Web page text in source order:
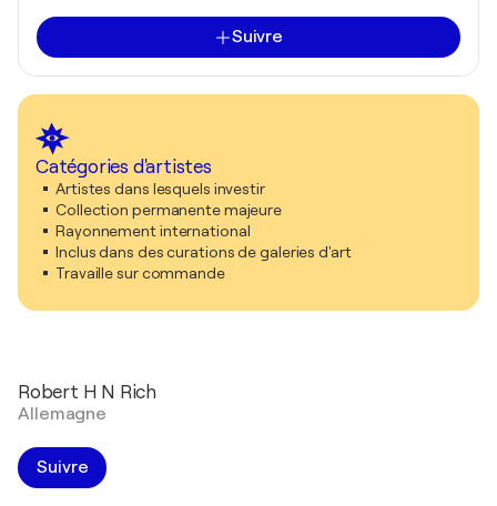
Suivre
Catégories d'artistes
Artistes dans lesquels investir
Collection permanente majeure
Rayonnement international
Inclus dans des curations de galeries d'art
Travaille sur commande
Robert H N Rich
Allemagne
Suivre